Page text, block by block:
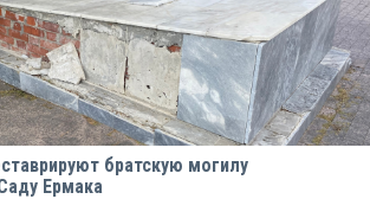
братскую могилу
Ермака